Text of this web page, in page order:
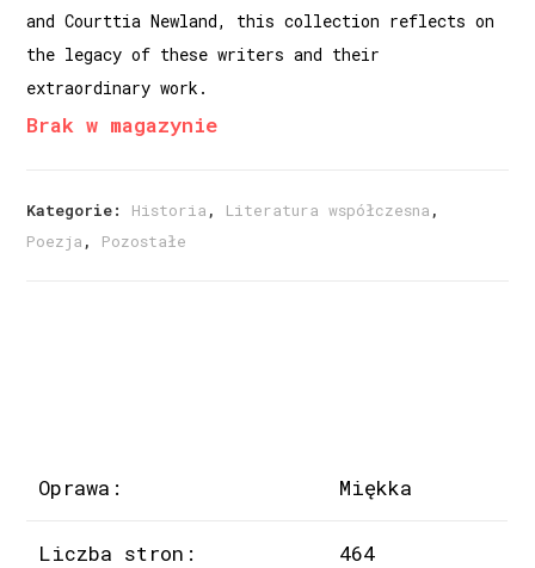
and Courttia Newland, this collection reflects on
the legacy of these writers and their
extraordinary work.
Brak w magazynie
Kategorie: Historia , Literatura współczesna ,
Poezja , Pozostałe
Oprawa: Miękka
Liczba stron: 464